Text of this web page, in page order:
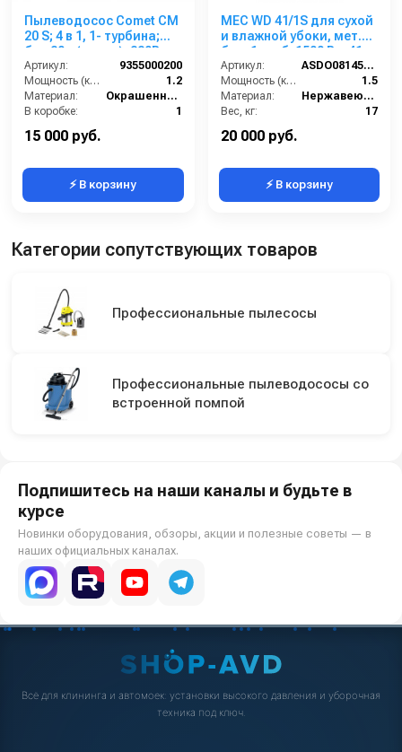
Пылеводосос Comet CM
20 S; 4 в 1, 1- турбина;
бак 20л (сталь); 220В;
1200Вт
Артикул:
9355000200
Мощность (кВт):
1.2
Материал:
Окрашенная сталь
В коробке:
1
15 000 руб.
⚡ В корзину
MEC WD 41/1S для сухой
и влажной убоки, мет.
бак, 1 турб, 1500 Вт, 41 л.
полн. компл.
Артикул:
ASDO08145/MEC 515/41 XP
Мощность (кВт):
1.5
Материал:
Нержавеющая сталь
Вес, кг:
17
Габаритные размеры, мм:
20 000 руб.
⚡ В корзину
Категории сопутствующих товаров
Профессиональные пылесосы
Профессиональные пылеводососы со
встроенной помпой
Подпишитесь на наши каналы и будьте в
курсе
Новинки оборудования, обзоры, акции и полезные советы — в
наших официальных каналах.
Всё для клининга и автомоек: установки высокого давления и уборочная
техника под ключ.